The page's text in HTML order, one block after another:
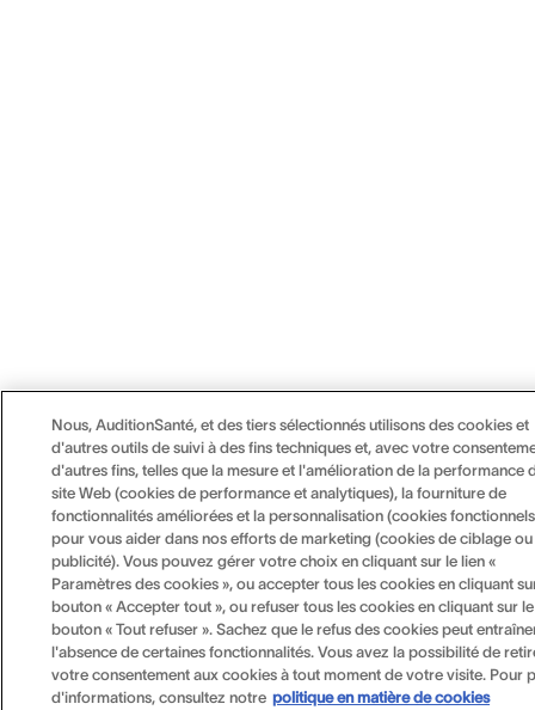
Nous, AuditionSanté, et des tiers sélectionnés utilisons des cookies et
d'autres outils de suivi à des fins techniques et, avec votre
d'autres fins, telles que la mesure et l'amélioration de la performance
site Web (cookies de performance et analytiques), la fourniture de
fonctionnalités améliorées et la personnalisation (cookies
pour vous aider dans nos efforts de marketing (cookies de ciblage
publicité). Vous pouvez gérer votre choix en cliquant sur le lien «
Paramètres des cookies », ou accepter tous les cookies en cliquant
bouton « Accepter tout », ou refuser tous les cookies en cliquant sur le
bouton « Tout refuser ». Sachez que le refus des cookies peut
l'absence de certaines fonctionnalités. Vous avez la possibilité de
votre consentement aux cookies à tout moment de votre visite. Pour
d'informations, consultez notre politique en matière de cookies